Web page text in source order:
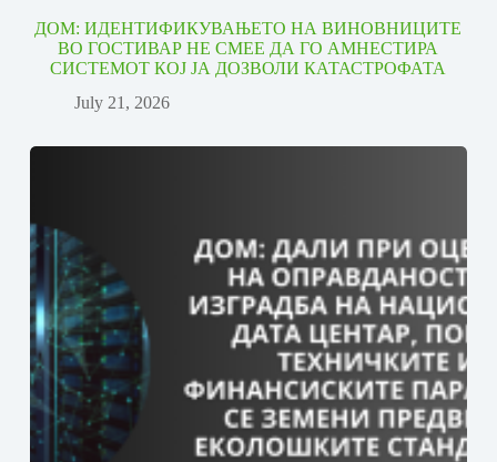
ДОМ: ИДЕНТИФИКУВАЊЕТО НА ВИНОВНИЦИТЕ
ВО ГОСТИВАР НЕ СМЕЕ ДА ГО АМНЕСТИРА
СИСТЕМОТ КОЈ ЈА ДОЗВОЛИ КАТАСТРОФАТА
July 21, 2026